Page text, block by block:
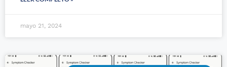
mayo 21, 2024